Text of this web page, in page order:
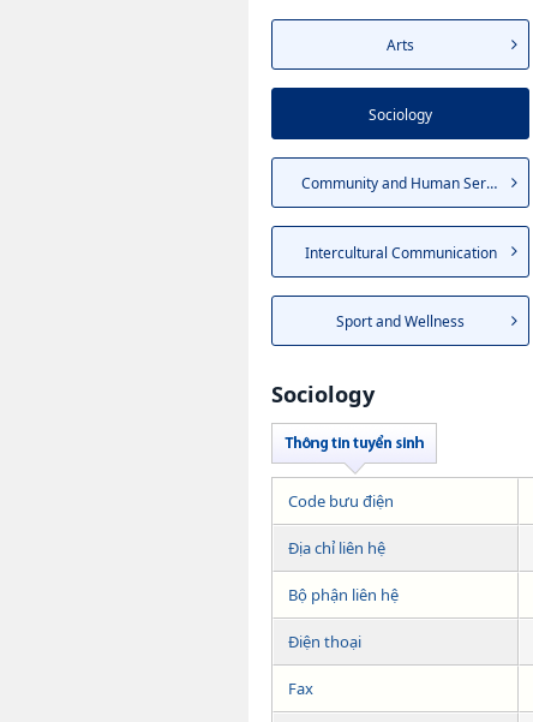
Arts
Sociology
Community and Human Services
Intercultural Communication
Sport and Wellness
Sociology
Code bưu điện
Địa chỉ liên hệ
Bộ phận liên hệ
Điện thoại
Fax